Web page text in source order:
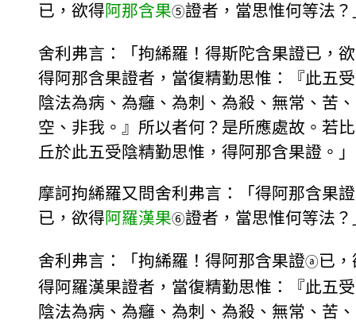
已，欲得阿那含果⑤證者，當思惟何等法？
舍利弗言：「拘絺羅！得斯陀含果證已，欲
得阿那含果證者，當復精勤思惟：『此五受
陰法為病、為癰、為刺、為殺、無常、苦、
空、非我。』所以者何？是所應處故。若比
丘於此五受陰精勤思惟，得阿那含果證。」
摩訶拘絺羅又問舍利弗言：「得阿那含果證
已，欲得阿羅漢果⑥證者，當思惟何等法？
舍利弗言：「拘絺羅！得阿那含果證ⓐ已，
得阿羅漢果證者，當復精勤思惟：『此五受
陰法為病、為癰、為刺、為殺、無常、苦、